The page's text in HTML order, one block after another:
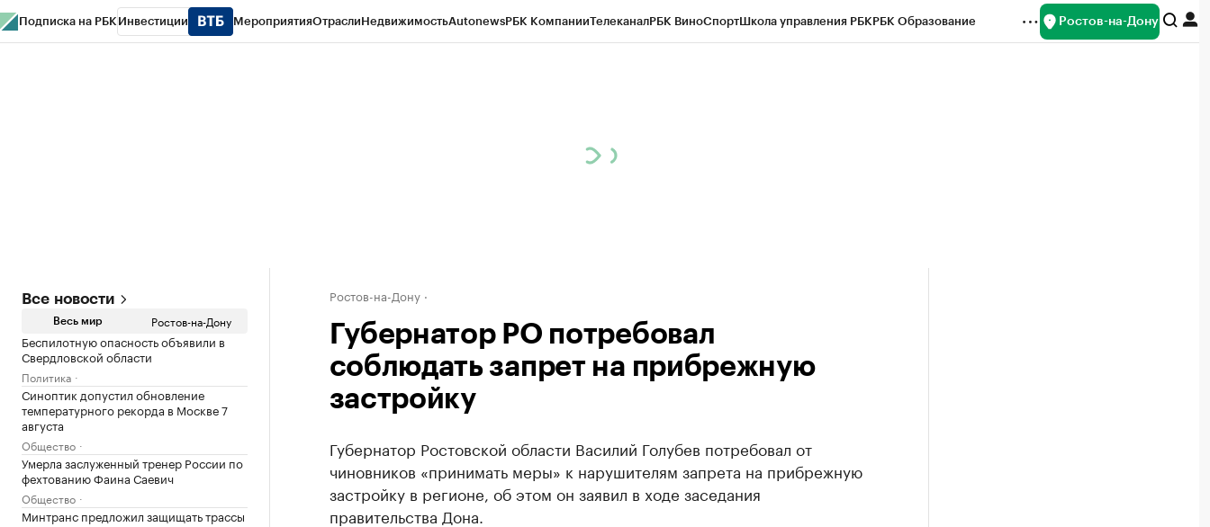
Подписка на РБК Инвестиции МероприятияОтраслиНедвижимостьAutonewsРБК КомпанииТелеканалРБК ВиноСпортШкола управления РБКРБК Образование Ростов-на-Дону
Все новости
Весь мир Ростов-на-Дону
Беспилотную опасность объявили в
Свердловской области
Политика
Синоптик допустил обновление
температурного рекорда в Москве 7
августа
Общество
Умерла заслуженный тренер России по
фехтованию Фаина Саевич
Общество
Минтранс предложил защищать трассы
Ростов-на-Дону
Губернатор РО потребовал
соблюдать запрет на прибрежную
застройку
Губернатор Ростовской области Василий Голубев потребовал от
чиновников «принимать меры» к нарушителям запрета на прибрежную
застройку в регионе, об этом он заявил в ходе заседания
правительства Дона.